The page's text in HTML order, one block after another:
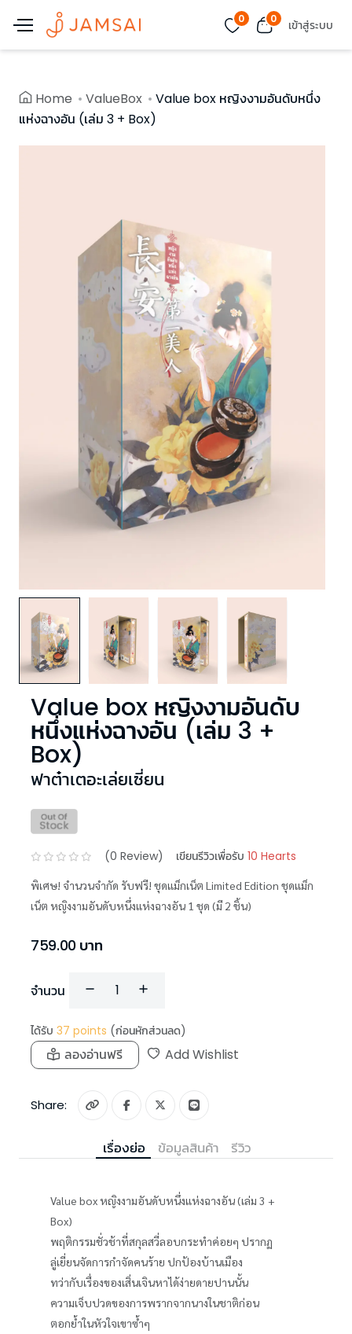
0 0 เข้าสู่ระบบ
Home ValueBox
Value box หญิงงามอันดับหนึ่ง
แห่งฉางอัน (เล่ม 3 + Box)
Value box หญิงงามอันดับ
หนึ่งแห่งฉางอัน (เล่ม 3 +
Box)
ฟาต๋าเตอะเล่ยเซี่ยน
(0 Review) เขียนรีวิวเพื่อรับ 10 Hearts
พิเศษ! จำนวนจำกัด รับฟรี! ชุดแม็กเน็ต Limited Edition ชุดแม็ก
เน็ต หญิงงามอันดับหนึ่งแห่งฉางอัน 1 ชุด (มี 2 ชิ้น)
759.00 บาท
จำนวน
ได้รับ 37 points (ก่อนหักส่วนลด)
ลองอ่านฟรี Add Wishlist
Share:
เรื่องย่อ ข้อมูลสินค้า รีวิว
Value box หญิงงามอันดับหนึ่งแห่งฉางอัน (เล่ม 3 +
Box)
พฤติกรรมชั่วช้าที่สกุลสวี่ลอบกระทำค่อยๆ ปรากฏ
ลู่เยี่ยนจัดการกำจัดคนร้าย ปกป้องบ้านเมือง
ทว่ากับเรื่องของเสิ่นเจินหาได้ง่ายดายปานนั้น
ความเจ็บปวดของการพรากจากนางในชาติก่อน
ตอกย้ำในหัวใจเขาซ้ำๆ